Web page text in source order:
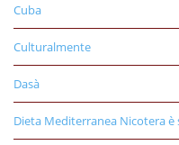
Cuba
Culturalmente
Dasà
Dieta Mediterranea Nicotera è